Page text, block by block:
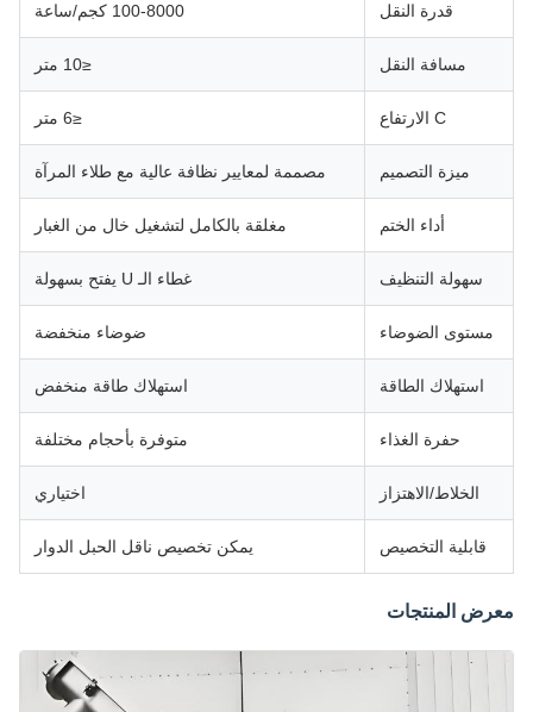
قدرة النقل 100-8000 كجم/ساعة
مسافة النقل ≤10 متر
C الارتفاع ≤6 متر
ميزة التصميم مصممة لمعايير نظافة عالية مع طلاء المرآة
أداء الختم مغلقة بالكامل لتشغيل خال من الغبار
سهولة التنظيف غطاء الـ U يفتح بسهولة
مستوى الضوضاء ضوضاء منخفضة
استهلاك الطاقة استهلاك طاقة منخفض
حفرة الغذاء متوفرة بأحجام مختلفة
الخلاط/الاهتزاز اختياري
قابلية التخصيص يمكن تخصيص ناقل الحبل الدوار
معرض المنتجات